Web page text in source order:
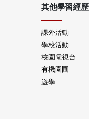
其他學習經歷
課外活動
學校活動
校園電視台
有機園圃
遊學